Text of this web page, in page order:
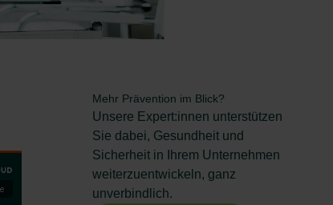
Mehr Prävention im Blick?
Unsere Expert:innen unterstützen
Sie dabei, Gesundheit und
Sicherheit in Ihrem Unternehmen
weiterzuentwickeln, ganz
unverbindlich.